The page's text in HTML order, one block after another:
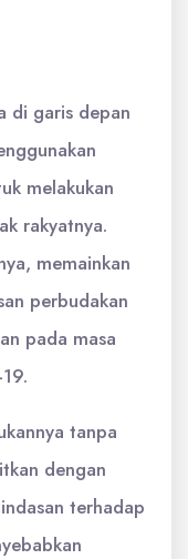
di garis depan
melakukan
rakyatnya.
memainkan
perbudakan
pada masa
tanpa
dengan
terhadap